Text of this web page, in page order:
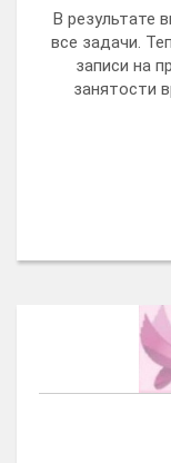
В результате
все задачи.
записи на
занятости